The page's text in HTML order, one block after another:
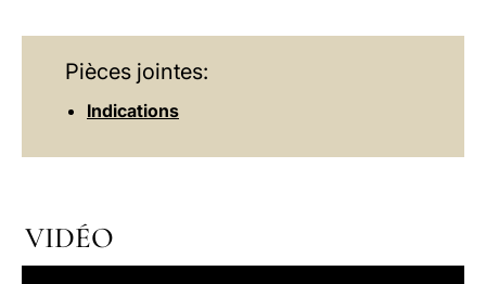
Pièces jointes:
Indications
VIDÉO